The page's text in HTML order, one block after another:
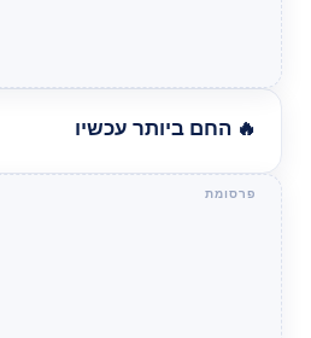
🔥 החם ביותר עכשיו